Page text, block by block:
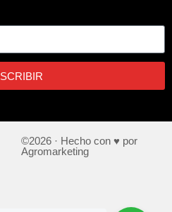
©2026 · Hecho con ♥ por
Agromarketing